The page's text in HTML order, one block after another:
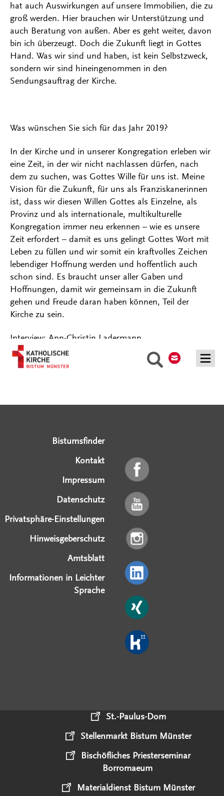
Suche
hat auch Auswirkungen auf unsere Immobilien, die zu
groß werden. Hier brauchen wir Unterstützung und
auch Beratung von außen. Aber es geht weiter, davon
bin ich überzeugt. Doch die Zukunft liegt in Gottes
Hand. Was wir sind und haben, ist kein Selbstzweck,
sondern wir sind hineingenommen in den
Sendungsauftrag der Kirche.
Was wünschen Sie sich für das Jahr 2019?
In der Kirche und in unserer Kongregation erleben wir
eine Zeit, in der wir nicht nachlassen dürfen, nach
dem zu suchen, was Gottes Wille für uns ist. Meine
Vision für die Zukunft, für uns als Franziskanerinnen
ist, dass wir diesen Willen Gottes als Einzelne, als
Provinz und als internationale, multikulturelle
Kongregation immer neu erkennen – wie es unsere
Zeit erfordert – damit es uns gelingt Gottes Wort mit
Leben zu füllen und wir somit ein kraftvolles Zeichen
lebendiger Hoffnung werden und hoffentlich auch
schon sind. Es braucht unser aller Gaben und
Hoffnungen, damit wir gemeinsam in die Zukunft
gehen und Freude daran haben können, Teil der
Kirche zu sein.
Interview: Ann-Christin Ladermann
Bistumsfinder
Kontakt
Impressum
Datenschutz
Privatsphäre-Einstellungen
Hinweisgeberschutz
Amtsblatt
Informationen in Leichter
Sprache
St.-Paulus-Dom
Stellenmarkt Bistum Münster
Bischöfliches Priesterseminar
Borromaeum
Materialdienst Bistum Münster